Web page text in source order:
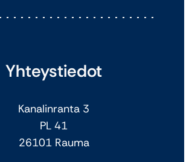
Yhteystiedot
Kanalinranta 3
PL 41
26101 Rauma